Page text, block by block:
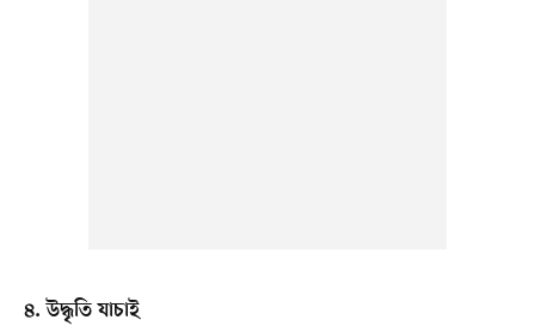
৪. উদ্ধৃতি যাচাই